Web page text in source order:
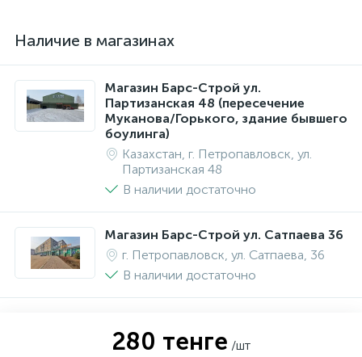
Наличие в магазинах
Магазин Барс-Строй ул.
Партизанская 48 (пересечение
Муканова/Горького, здание бывшего
боулинга)
Казахстан, г. Петропавловск, ул.
Партизанская 48
В наличии достаточно
Магазин Барс-Строй ул. Сатпаева 36
г. Петропавловск, ул. Сатпаева, 36
В наличии достаточно
280 тенге /шт